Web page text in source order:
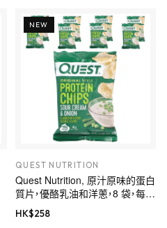
NEW
QUEST NUTRITION
Quest Nutrition, 原汁原味的蛋白
質片，優酪乳油和洋蔥，8 袋，每袋
1.1 盎司（32 克）
HK$258